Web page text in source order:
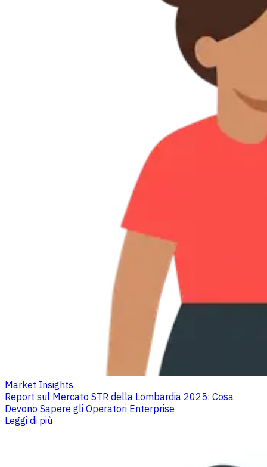
Market Insights
Report sul Mercato STR della Lombardia 2025: Cosa
Devono Sapere gli Operatori Enterprise
Leggi di più